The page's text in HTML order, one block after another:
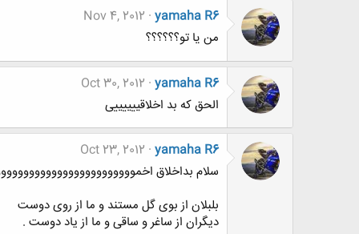
yamaha R6
Nov 4, 2012
من یا تو؟؟؟؟؟؟
yamaha R6
Oct 30, 2012
الحق که بد اخلاقییییییی
yamaha R6
Oct 23, 2012
سلام بداخلاق
بلبلان از بوی گل مستند و ما از روی دوست
ديگران از ساغر و ساقی و ما از ياد دوست .